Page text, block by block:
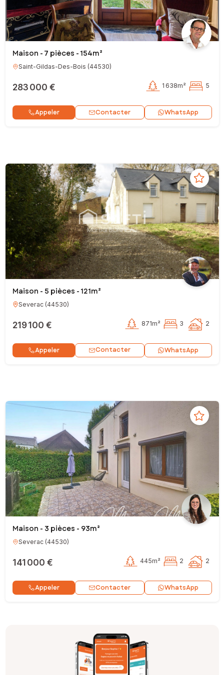
Maison - 7 pièces - 154m²
Saint-Gildas-Des-Bois (44530)
283 000 € 1 638m² 5
Appeler Contacter WhatsApp
Maison - 5 pièces - 121m²
Severac(44530)
219 100 € 871m² 3 2
Appeler Contacter WhatsApp
Maison - 3 pièces - 93m²
Severac(44530)
141 000 € 445m² 2 2
Appeler Contacter WhatsApp